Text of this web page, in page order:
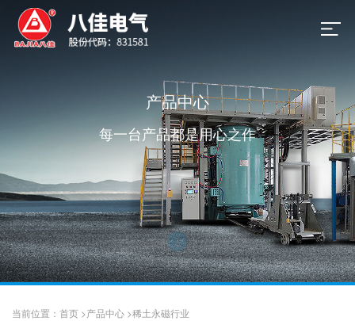
产品中心
每一台产品都是用心之作
当前位置： 首页 >产品中心 >稀土永磁行业